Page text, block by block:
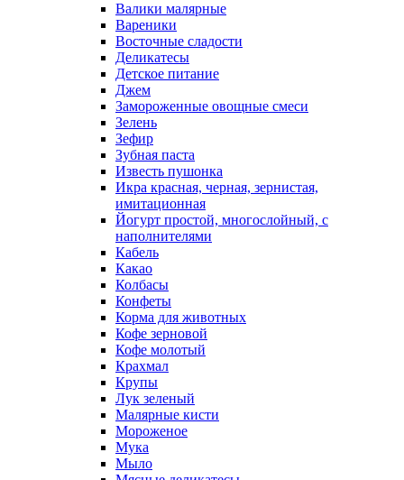
Валики малярные
Вареники
Восточные сладости
Деликатесы
Детское питание
Джем
Замороженные овощные смеси
Зелень
Зефир
Зубная паста
Известь пушонка
Икра красная, черная, зернистая,
имитационная
Йогурт простой, многослойный, с
наполнителями
Кабель
Какао
Колбасы
Конфеты
Корма для животных
Кофе зерновой
Кофе молотый
Крахмал
Крупы
Лук зеленый
Малярные кисти
Мороженое
Мука
Мыло